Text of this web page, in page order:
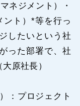
ネジメント）・
ント）*等を行っ
したいという社
った部署で、社
原社長）
：プロジェクト